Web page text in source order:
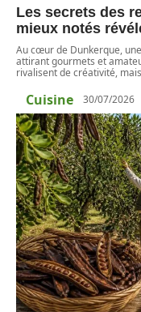
Les secrets des
mieux notés
Au cœur de Dunkerque,
attirant gourmets et
rivalisent de créativité,
Cuisine 30/07/2026